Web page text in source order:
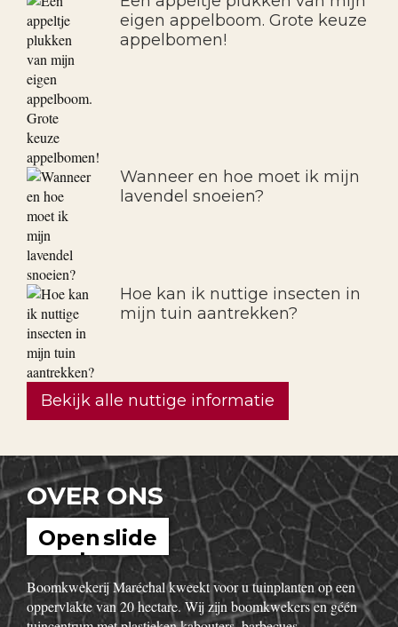
paniculata, macrophylla?
eigen appelboom. Grote keuze
appelbomen!
Wanneer en hoe moet ik mijn
mijn tuin aantrekken?
Bekijk alle nuttige informatie